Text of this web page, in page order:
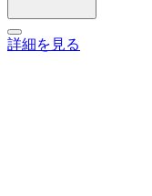
詳細を見る